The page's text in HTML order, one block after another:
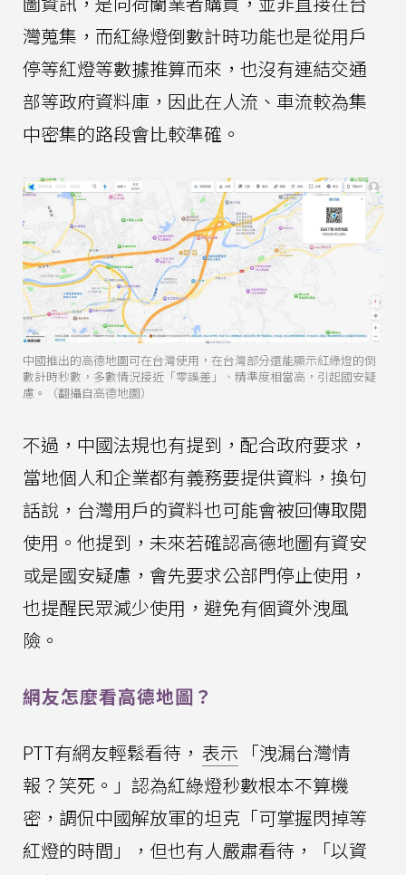
灣蒐集，而紅綠燈倒數計時功能也是從用戶
停等紅燈等數據推算而來，也沒有連結交通
部等政府資料庫，因此在人流、車流較為集
中密集的路段會比較準確。
中國推出的高德地圖可在台灣使用，在台灣部分還能顯示紅綠燈的倒
數計時秒數，多數情況接近「零誤差」、精準度相當高，引起國安疑
慮。（翻攝自高德地圖）
不過，中國法規也有提到，配合政府要求，
當地個人和企業都有義務要提供資料，換句
話說，台灣用戶的資料也可能會被回傳取閱
使用。他提到，未來若確認高德地圖有資安
或是國安疑慮，會先要求公部門停止使用，
也提醒民眾減少使用，避免有個資外洩風
險。
網友怎麼看高德地圖？
PTT有網友輕鬆看待， 表示 「洩漏台灣情
報？笑死。」認為紅綠燈秒數根本不算機
密，調侃中國解放軍的坦克「可掌握閃掉等
紅燈的時間」，但也有人嚴肅看待，「以資